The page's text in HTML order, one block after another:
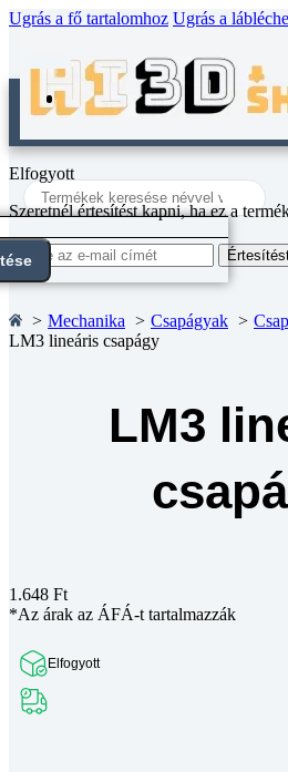
Ugrás a fő tartalomhoz Ugrás a
Search
...
Elfogyott
Szeretnél értesítést kapni, ha ez a
Mechanika Csapágyak
LM3 lineáris csapágy
LM3
1.648 Ft
*Az árak az ÁFÁ-t tartalmazzák
Elfogyott